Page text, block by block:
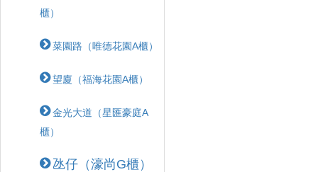
櫃）
菜園路（唯德花園A櫃）
望廈（福海花園A櫃）
金光大道（星匯豪庭A
櫃）
氹仔（濠尚G櫃）